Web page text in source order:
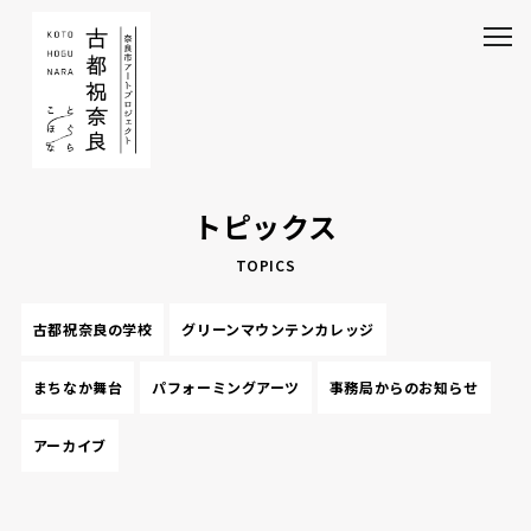
トピックス
TOPICS
古都祝奈良の学校 グリーンマウンテンカレッジ
まちなか舞台 パフォーミングアーツ 事務局からのお知らせ
アーカイブ